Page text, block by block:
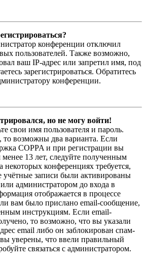
конференции отключил
пользователей. Также возможно,
ваш IP-адрес или запретил имя, под
зарегистрироваться. Обратитесь
конференции.
но не могу войти!
свои имя пользователя и пароль.
возможны два варианта. Если
COPPA и при регистрации вы
менее 13 лет, следуйте полученным
конференциях требуется,
учётные записи были активированы
администратором до входа в
отображается в процессе
вам было прислано email-сообщение,
инструкциям. Если email-
то возможно, что вы указали
email либо он заблокирован спам-
уверены, что ввели правильный
связаться с администратором.